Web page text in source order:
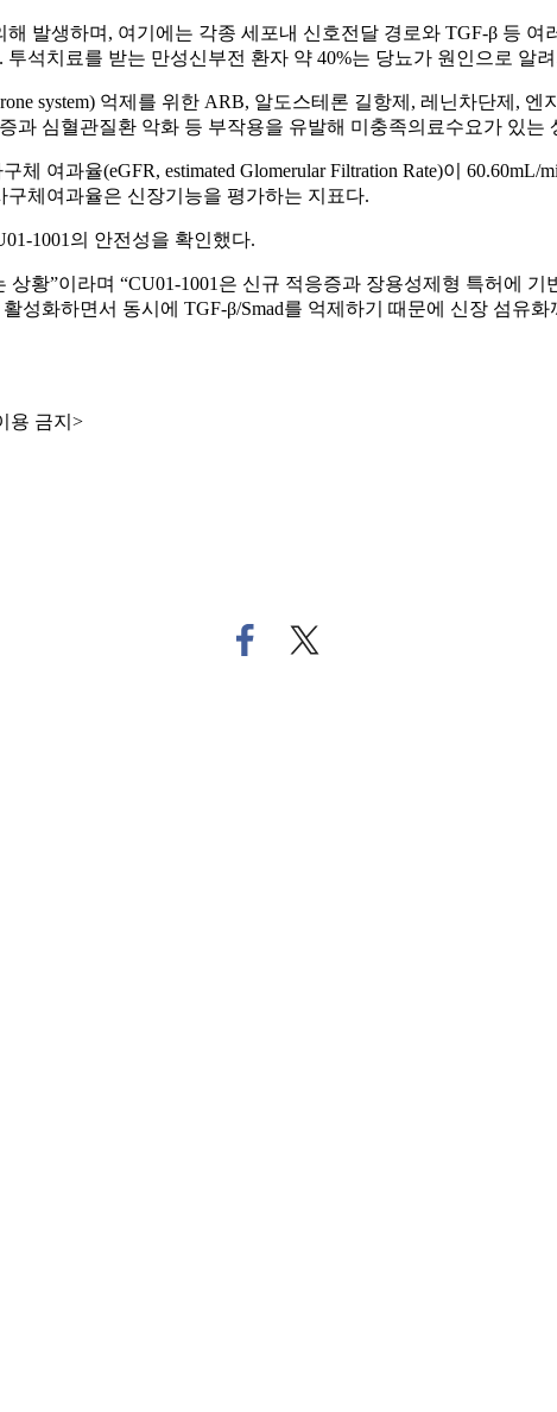
발생하며, 여기에는 각종 세포내 신호전달 경로와 TGF-β 등
석치료를 받는 만성신부전 환자 약 40%는 당뇨가 원인으로 알
system) 억제를 위한 ARB, 알도스테론 길항제, 레닌차단제,
과 심혈관질환 악화 등 부작용을 유발해 미충족의료수요가 있는
여과율(eGFR, estimated Glomerular Filtration Rate)이 60.60mL/
체여과율은 신장기능을 평가하는 지표다.
1001의 안전성을 확인했다.
황”이라며 “CU01-1001은 신규 적응증과 장용성제형 특허에
성화하면서 동시에 TGF-β/Smad를 억제하기 때문에 신장 섬유
용 금지>
페
이
트
위